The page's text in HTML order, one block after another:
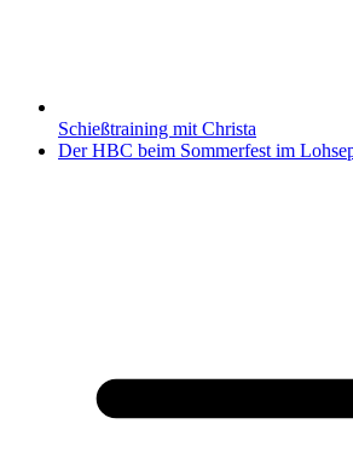
Schießtraining mit Christa
Der HBC beim Sommerfest im